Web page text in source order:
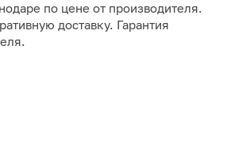
по цене от производителя.
доставку. Гарантия